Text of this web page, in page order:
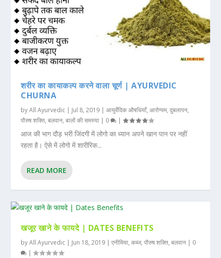
शरीर का कायाकल्प करने वाला चूर्ण | AYURVEDIC
CHURNA
byAll Ayurvedic | Jul 8, 2019 |आयुर्वेदिक औषधियाँ,आरोग्यम,दुबलापन,
पौरुष शक्ति,बलवान,बालों की समस्या | 0 |
आज की भाग दौड़ भरी जिंदगी में लोगो का ध्यान अपने खान पान पर नहीं
रहता है। ऐसे में लोगो में शारीरिक...
READ MORE
खजूर खाने के फायदे | DATES BENEFITS
byAll Ayurvedic | Jun 18, 2019 |एनीमिया,कब्ज,पौरुष शक्ति,बलवान | 0
|